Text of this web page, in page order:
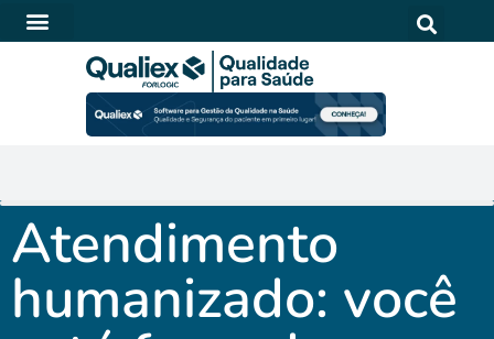
Atendimento
humanizado: você